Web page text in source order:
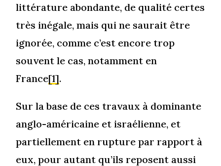
littérature abondante, de qualité certes
très inégale, mais qui ne saurait être
ignorée, comme c’est encore trop
souvent le cas, notamment en
France[1].
Sur la base de ces travaux à dominante
anglo-américaine et israélienne, et
partiellement en rupture par rapport à
eux, pour autant qu’ils reposent aussi